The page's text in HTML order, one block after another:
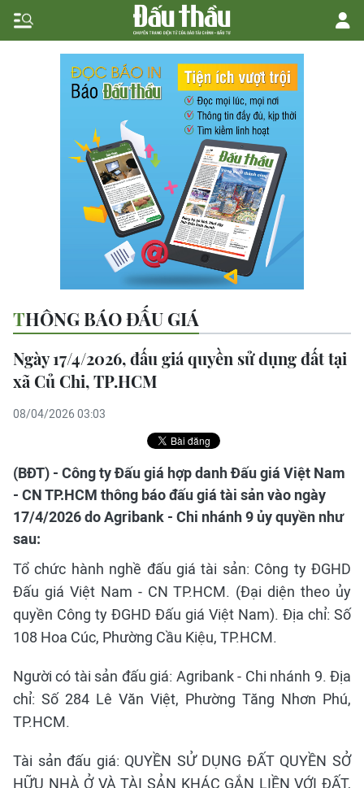
THÔNG BÁO ĐẤU GIÁ
Ngày 17/4/2026, đấu giá quyền sử dụng đất tại
xã Củ Chi, TP.HCM
08/04/2026 03:03
(BĐT) - Công ty Đấu giá hợp danh Đấu giá Việt Nam
- CN TP.HCM thông báo đấu giá tài sản vào ngày
17/4/2026 do Agribank - Chi nhánh 9 ủy quyền như
sau:
Tổ chức hành nghề đấu giá tài sản: Công ty ĐGHD
Đấu giá Việt Nam - CN TP.HCM. (Đại diện theo ủy
quyền Công ty ĐGHD Đấu giá Việt Nam). Địa chỉ: Số
108 Hoa Cúc, Phường Cầu Kiệu, TP.HCM.
Người có tài sản đấu giá: Agribank - Chi nhánh 9. Địa
chỉ: Số 284 Lê Văn Việt, Phường Tăng Nhơn Phú,
TP.HCM.
Tài sản đấu giá: QUYỀN SỬ DỤNG ĐẤT QUYỀN SỞ
HỮU NHÀ Ở VÀ TÀI SẢN KHÁC GẮN LIỀN VỚI ĐẤT,